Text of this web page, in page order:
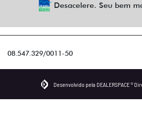
Desacelere. Seu bem
08.547.329/0011-50
Desenvolvido pela DEALERSPACE ®